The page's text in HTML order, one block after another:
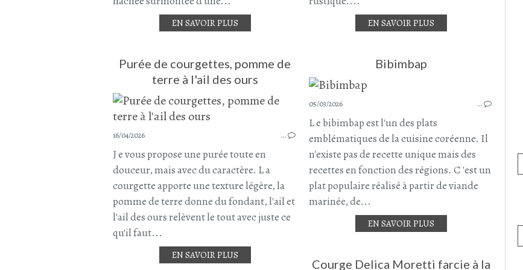
EN SAVOIR PLUS EN SAVOIR PLUS
Purée de courgettes, pomme de
terre à l'ail des ours
PURÉE
COURGETTE
POMME DE TERRE
AIL
AIL DES OURS
16/04/2026 …
J e vous propose une purée toute en
douceur, mais avec du caractère. L a
courgette apporte une texture légère, la
pomme de terre donne du fondant, l'ail et
l'ail des ours relèvent le tout avec juste ce
qu'il faut...
EN SAVOIR PLUS
Bibimbap
05/03/2026 …
L e bibimbap est l'un des plats
emblématiques de la cuisine coréenne. Il
n'existe pas de recette unique mais des
recettes en fonction des régions. C 'est un
plat populaire réalisé à partir de viande
marinée, de...
EN SAVOIR PLUS
Courge Delica Moretti farcie à la